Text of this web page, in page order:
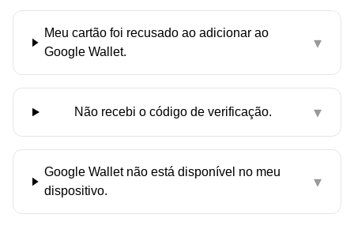
Meu cartão foi recusado ao adicionar ao
Google Wallet.
▾
Não recebi o código de verificação. ▾
Google Wallet não está disponível no meu
dispositivo.
▾